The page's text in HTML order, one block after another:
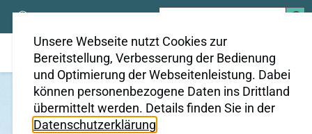
Suchen
Unsere Webseite nutzt Cookies zur
Bereitstellung, Verbesserung der Bedienung
und Optimierung der Webseitenleistung. Dabei
können personenbezogene Daten ins Drittland
übermittelt werden. Details finden Sie in der
Datenschutzerklärung.